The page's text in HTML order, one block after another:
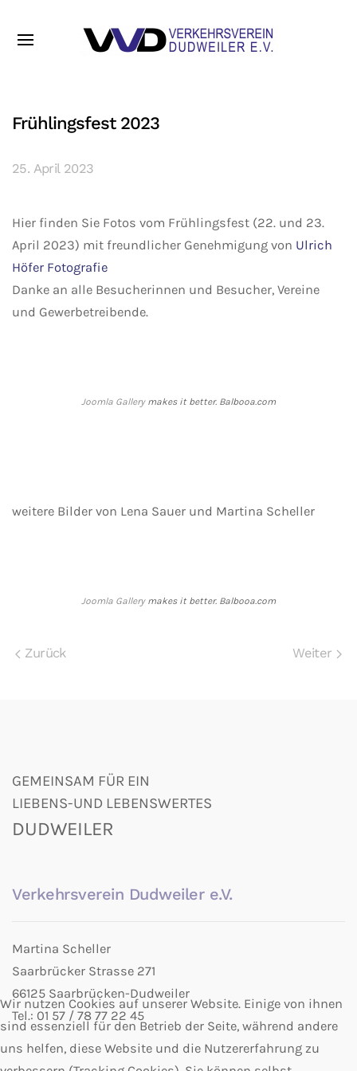
Frühlingsfest 2023
25. April 2023
Hier finden Sie Fotos vom Frühlingsfest (22. und 23.
April 2023) mit freundlicher Genehmigung von Ulrich
Höfer Fotografie
Danke an alle Besucherinnen und Besucher, Vereine
und Gewerbetreibende.
Joomla Gallerymakes it better. Balbooa.com
weitere Bilder von Lena Sauer und Martina Scheller
Joomla Gallerymakes it better. Balbooa.com
Zurück Weiter
GEMEINSAM FÜR EIN
LIEBENS-UND LEBENSWERTES
DUDWEILER
Verkehrsverein Dudweiler e.V.
Martina Scheller
Saarbrücker Strasse 271
66125 Saarbrücken-Dudweiler
Tel.: 01 57 / 78 77 22 45
Wir nutzen Cookies auf unserer Website. Einige von ihnen
sind essenziell für den Betrieb der Seite, während andere
uns helfen, diese Website und die Nutzererfahrung zu